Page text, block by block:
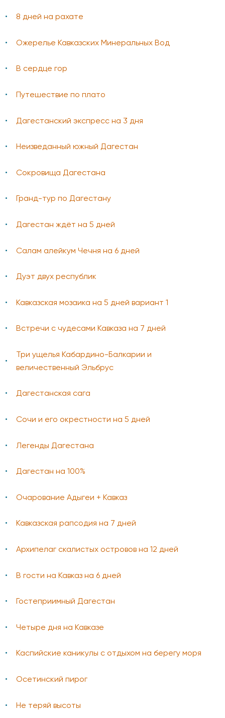
8 дней на рахате
Ожерелье Кавказских Минеральных Вод
В сердце гор
Путешествие по плато
Дагестанский экспресс на 3 дня
Неизведанный южный Дагестан
Сокровища Дагестана
Гранд-тур по Дагестану
Дагестан ждёт на 5 дней
Салам алейкум Чечня на 6 дней
Дуэт двух республик
Кавказская мозаика на 5 дней вариант 1
Встречи с чудесами Кавказа на 7 дней
Три ущелья Кабардино-Балкарии и
величественный Эльбрус
Дагестанская сага
Сочи и его окрестности на 5 дней
Легенды Дагестана
Дагестан на 100%
Очарование Адыгеи + Кавказ
Кавказская рапсодия на 7 дней
Архипелаг скалистых островов на 12 дней
В гости на Кавказ на 6 дней
Гостеприимный Дагестан
Четыре дня на Кавказе
Каспийские каникулы с отдыхом на берегу моря
Осетинский пирог
Не теряй высоты